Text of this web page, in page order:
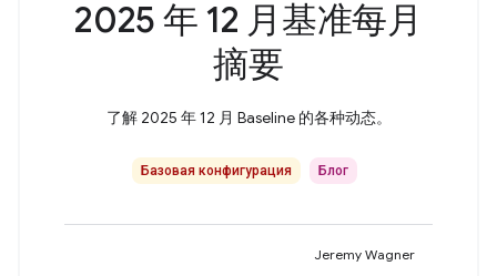
2025 年 12 月基准每月
摘要
了解 2025 年 12 月 Baseline 的各种动态。
Базовая конфигурация Блог
Jeremy Wagner